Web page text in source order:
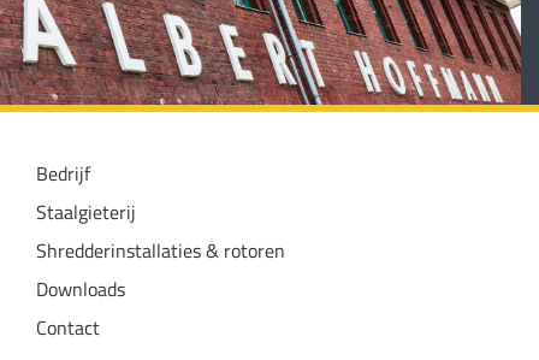
Bedrijf
Staalgieterij
Shredderinstallaties & rotoren
Downloads
Contact